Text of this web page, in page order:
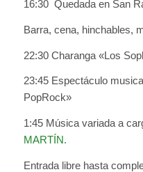
16:30 Quedada en San
Barra, cena, hinchables,
22:30 Charanga «Los
23:45 Espectáculo
PopRock»
1:45 Música variada a
MARTÍN.
Entrada libre hasta